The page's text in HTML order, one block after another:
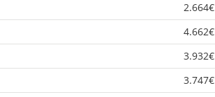
2.664€
4.662€
3.932€
3.747€